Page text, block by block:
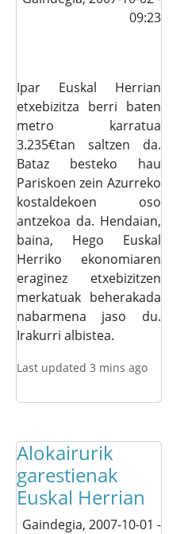
09:23
Ipar Euskal Herrian
etxebizitza berri baten
metro karratua
3.235€tan saltzen da.
Bataz besteko hau
Pariskoen zein Azurreko
kostaldekoen oso
antzekoa da. Hendaian,
baina, Hego Euskal
Herriko ekonomiaren
eraginez etxebizitzen
merkatuak beherakada
nabarmena jaso du.
Irakurri albistea.
Last updated 3 mins ago
Alokairurik
garestienak
Euskal Herrian
Gaindegia, 2007-10-01 -